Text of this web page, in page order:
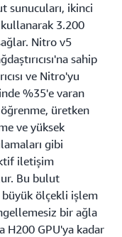
sunucuları, ikinci
kullanarak 3.200
Nitro v5
sahip
ve Nitro'yu
%35'e varan
üretken
ve yüksek
gibi
iletişim
Bu bulut
büyük ölçekli işlem
bir ağla
H200 GPU'ya kadar